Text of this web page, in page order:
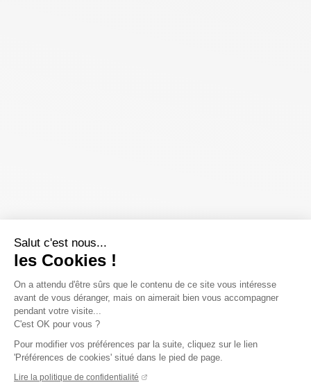
Salut c'est nous...
les Cookies !
On a attendu d'être sûrs que le contenu de ce site vous intéresse
avant de vous déranger, mais on aimerait bien vous accompagner
pendant votre visite...
C'est OK pour vous ?
Pour modifier vos préférences par la suite, cliquez sur le lien
'Préférences de cookies' situé dans le pied de page.
Lire la politique de confidentialité